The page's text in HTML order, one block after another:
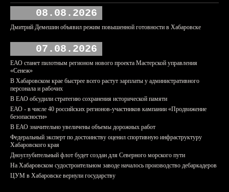
08.08.2026
Дмитрий Демешин объявил режим повышенной готовности в Хабаровске
07.08.2026
ЕАО станет пилотным регионом нового проекта Мастерской управления
«Сенеж»
В Хабаровском крае быстрее всего растут зарплаты у административного
персонала и рабочих
В ЕАО обсудили стратегию сохранения исторической памяти
ЕАО - в числе 40 российских регионов-участников кампании «Продвижение
безопасности»
В ЕАО значительно увеличены объемы дорожных работ
Федеральный эксперт по достоинству оценил спортивную инфраструктуру
Хабаровского края
Дноуглубительный флот будет создан для Северного морского пути
На Хабаровском судостроительном заводе началось производство дебаркадеров
ЦУМ в Хабаровске вернули государству